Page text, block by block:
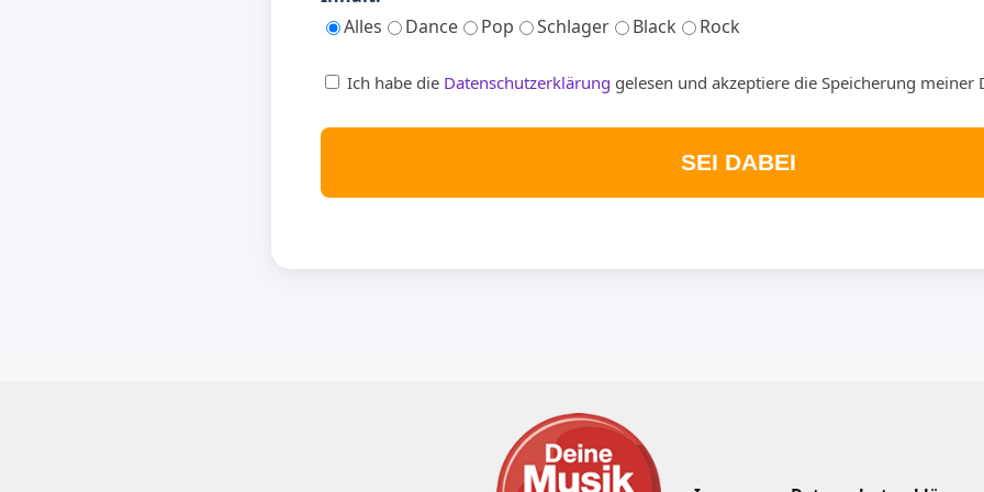
Alles
Dance Pop Schlager Black Rock
Ich habe die Datenschutzerklärung gelesen und akzeptiere die Speicherung meiner
SEI DABEI